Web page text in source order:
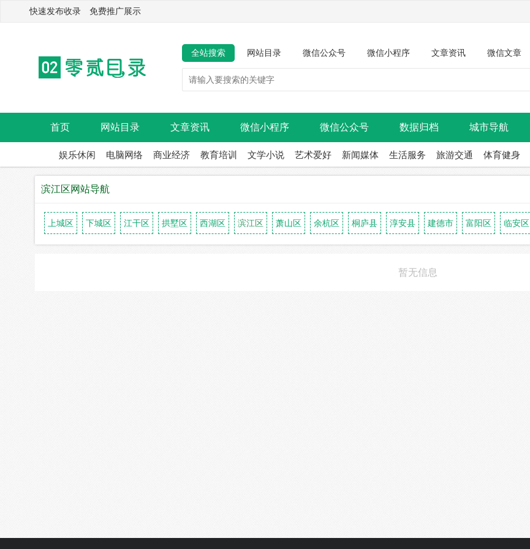
快速发布收录 免费推广展示
全站搜索 网站目录 微信公众号 微信小程序 文章资讯 微信文章
首页 网站目录 文章资讯 微信小程序 微信公众号 数据归档 城市导航
娱乐休闲 电脑网络 商业经济 教育培训 文学小说 艺术爱好 新闻媒体 生活服务 旅游交通 体育健身
滨江区网站导航
上城区 下城区 江干区 拱墅区 西湖区 滨江区 萧山区 余杭区 桐庐县 淳安县 建德市 富阳区 临安区
暂无信息